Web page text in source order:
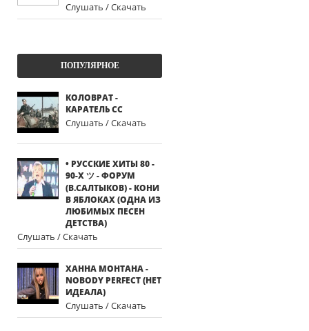
Слушать / Скачать
ПОПУЛЯРНОЕ
КОЛОВРАТ -
КАРАТЕЛЬ СС
Слушать / Скачать
• РУССКИЕ ХИТЫ 80 -
90-Х ツ - ФОРУМ
(В.САЛТЫКОВ) - КОНИ
В ЯБЛОКАХ (ОДНА ИЗ
ЛЮБИМЫХ ПЕСЕН
ДЕТСТВА)
Слушать / Скачать
ХАННА МОНТАНА -
NOBODY PERFECT (НЕТ
ИДЕАЛА)
Слушать / Скачать